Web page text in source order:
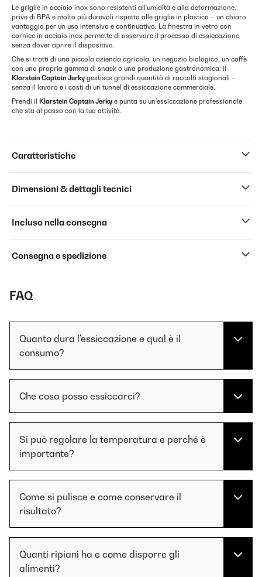
Le griglie in acciaio inox sono resistenti all’umidità e alla deformazione,
prive di BPA e molto più durevoli rispetto alle griglie in plastica – un chiaro
vantaggio per un uso intensivo e continuativo. La finestra in vetro con
cornice in acciaio inox permette di osservare il processo di essiccazione
senza dover aprire il dispositivo.
Che si tratti di una piccola azienda agricola, un negozio biologico, un caffè
con una propria gamma di snack o una produzione gastronomica: il
Klarstein Captain Jerky gestisce grandi quantità di raccolti stagionali –
senza il lavoro e i costi di un tunnel di essiccazione commerciale.
Prendi il
Klarstein Captain Jerky e punta su un’essiccazione professionale
che sta al passo con la tua attività.
Caratteristiche
Dimensioni & dettagli tecnici
Incluso nella consegna
Consegna e spedizione
FAQ
Quanto dura l'essiccazione e qual è il
consumo?
Che cosa posso essiccarci?
Si può regolare la temperatura e perché è
importante?
Come si pulisce e come conservare il
risultato?
Quanti ripiani ha e come disporre gli
alimenti?